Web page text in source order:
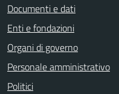
Documenti e dati
Enti e fondazioni
Organi di governo
Personale amministrativo
Politici